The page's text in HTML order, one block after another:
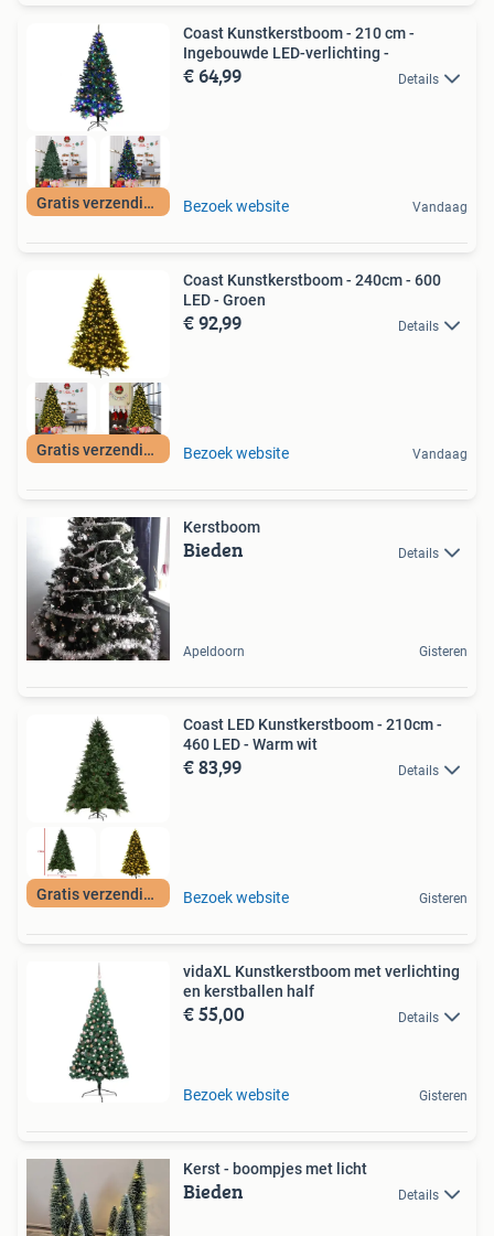
Gratis verzending
Coast Kunstkerstboom - 210 cm -
Ingebouwde LED-verlichting -
€ 64,99 Details
Bezoek website Vandaag
Gratis verzending
Coast Kunstkerstboom - 240cm - 600
LED - Groen
€ 92,99 Details
Bezoek website Vandaag
Kerstboom
Bieden Details
Apeldoorn Gisteren
Gratis verzending
Coast LED Kunstkerstboom - 210cm -
460 LED - Warm wit
€ 83,99 Details
Bezoek website Gisteren
vidaXL Kunstkerstboom met verlichting
en kerstballen half
€ 55,00 Details
Bezoek website Gisteren
Kerst - boompjes met licht
Bieden Details